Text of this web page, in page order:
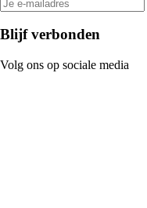
Blijf verbonden
Volg ons op sociale media